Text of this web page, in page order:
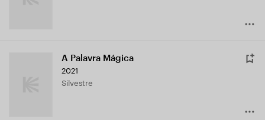
A Palavra Mágica
2021
Silvestre